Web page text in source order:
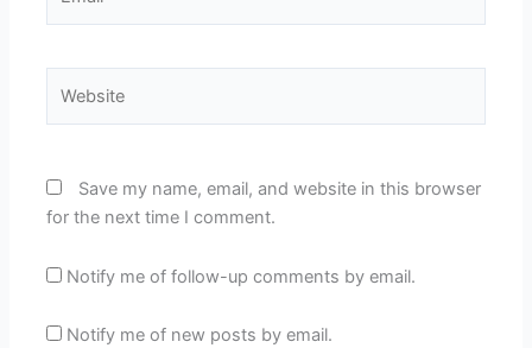
Save my name, email, and website in this browser
for the next time I comment.
Notify me of follow-up comments by email.
Notify me of new posts by email.